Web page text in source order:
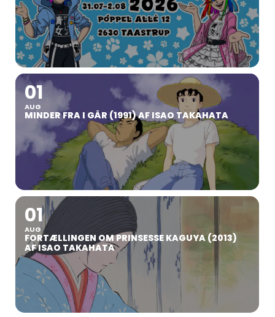
01
AUG
MINDER FRA I GÅR (1991) AF ISAO TAKAHATA
01
AUG
FORTÆLLINGEN OM PRINSESSE KAGUYA (2013)
AF ISAO TAKAHATA